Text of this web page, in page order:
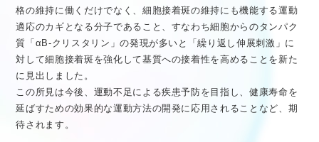
格の維持に働くだけでなく、細胞接着斑の維持にも機能する運動
適応のカギとなる分子であること、すなわち細胞からのタンパク
質「αB-クリスタリン」の発現が多いと「繰り返し伸展刺激」に
対して細胞接着斑を強化して基質への接着性を高めることを新た
に見出しました。
この所見は今後、運動不足による疾患予防を目指し、健康寿命を
延ばすための効果的な運動方法の開発に応用されることなど、期
待されます。